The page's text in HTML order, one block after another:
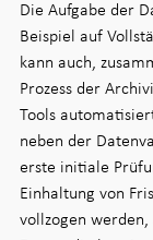
Die Aufgabe der
Beispiel auf
kann auch,
Prozess der
Tools
neben der
erste initiale
Einhaltung von
vollzogen werden,